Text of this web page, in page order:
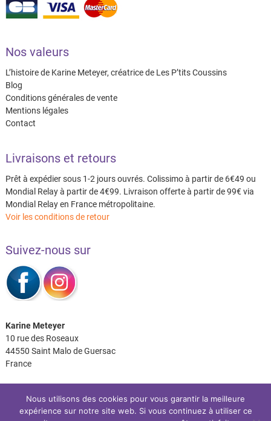
Nos valeurs
L’histoire de Karine Meteyer, créatrice de Les P’tits Coussins
Blog
Conditions générales de vente
Mentions légales
Contact
Livraisons et retours
Prêt à expédier sous 1-2 jours ouvrés. Colissimo à partir de 6€49 ou
Mondial Relay à partir de 4€99. Livraison offerte à partir de 99€ via
Mondial Relay en France métropolitaine.
Voir les conditions de retour
Suivez-nous sur
Karine Meteyer
10 rue des Roseaux
44550 Saint Malo de Guersac
France
Facebook
Instagram
Nous utilisons des cookies pour vous garantir la meilleure
expérience sur notre site web. Si vous continuez à utiliser ce